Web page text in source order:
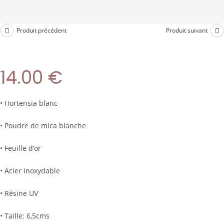
Produit précédent Produit suivant
14.00 €
• Hortensia blanc
• Poudre de mica blanche
• Feuille d’or
• Acier inoxydable
• Résine UV
• Taille: 6,5cms